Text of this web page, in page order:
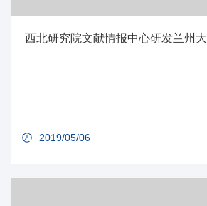
西北研究院文献情报中心研发兰州
2019/05/06